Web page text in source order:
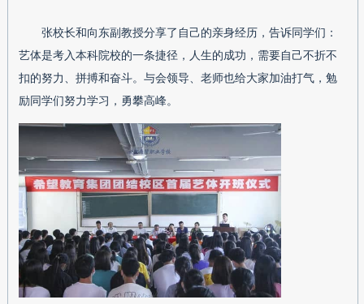
张校长和向东副教授分享了自己的亲身经历，告诉同学们：
艺体是考入本科院校的一条捷径，人生的成功，需要自己不折不
扣的努力、拼搏和奋斗。与会领导、老师也给大家加油打气，勉
励同学们努力学习，勇攀高峰。